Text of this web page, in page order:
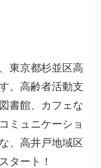
東京都杉並区高
。高齢者活動支
書館、カフェな
ミュニケーショ
、高井戸地域区
タート！